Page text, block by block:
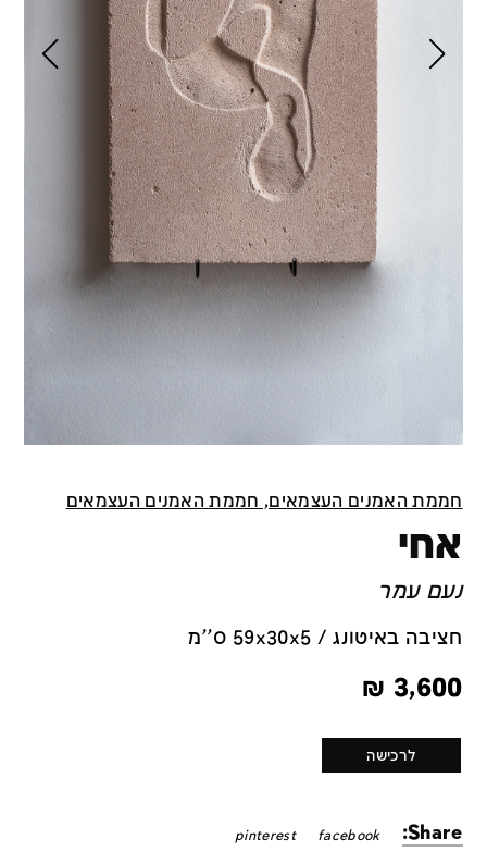
חממת האמנים העצמאים, חממת האמנים העצמאים
אחי
נעם עמר
חציבה באיטונג / 59x30x5 ס''מ
3,600
₪
לרכישה
Share:
facebook
pinterest